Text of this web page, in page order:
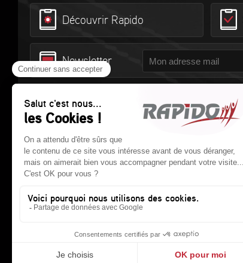
670 rue Paul Henri Mouton
11000 CARCASSONNE
Tel.
12
SAS DINTER - Aveyron
Camping Car
274 Avenue Rodez
12450 LA PRIMAUBE
Tel. 05 65 47 09 33
RN 368
13170 LES PENNES MIRABEAU
Découvrir Rapido
Newsletter
© RAPIDO Camping-cars
414 rue des Perrouins
CS 20019 - 53101 MAYENNE Cedex
R.C.S LAVAL 302 279 229 00025